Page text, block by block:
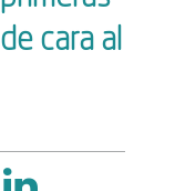
cara al